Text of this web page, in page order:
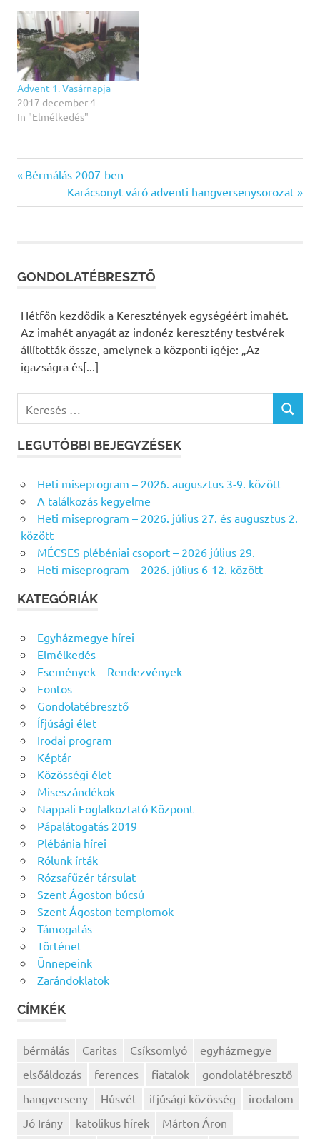
Advent 1. Vasárnapja
2017 december 4
In "Elmélkedés"
Bejegyzés
Previous
Bérmálás 2007-ben
Next
Post:
Karácsonyt váró adventi hangversenysorozat
GONDOLATÉBRESZTŐ
Hétfőn kezdődik a Keresztények egységéért imahét.
Az imahét anyagát az indonéz keresztény testvérek
állították össze, amelynek a központi igéje: „Az
igazságra és[...]
e
é
s
f
o
r
K
É
LEGUTÓBBI BEJEGYZÉSEK
Heti miseprogram – 2026. augusztus 3-9. között
A találkozás kegyelme
Heti miseprogram – 2026. július 27. és augusztus 2.
között
MÉCSES plébéniai csoport – 2026 július 29.
Heti miseprogram – 2026. július 6-12. között
KATEGÓRIÁK
Egyházmegye hírei
Elmélkedés
Események – Rendezvények
Fontos
Gondolatébresztő
Ífjúsági élet
Irodai program
Képtár
Közösségi élet
Miseszándékok
Nappali Foglalkoztató Központ
Pápalátogatás 2019
Plébánia hírei
Rólunk írták
Rózsafűzér társulat
Szent Ágoston búcsú
Szent Ágoston templomok
Támogatás
Történet
Ünnepeink
Zarándoklatok
CÍMKÉK
bérmálás Caritas Csíksomlyó
egyházmegye
elsőáldozás
ferences fiatalok
gondolatébresztő
hangverseny
Húsvét ifjúsági közösség
irodalom
Jó Irány
katolikus hírek Márton Áron